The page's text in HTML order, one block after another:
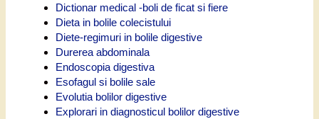
Dictionar medical -boli de ficat si fiere
Dieta in bolile colecistului
Diete-regimuri in bolile digestive
Durerea abdominala
Endoscopia digestiva
Esofagul si bolile sale
Evolutia bolilor digestive
Explorari in diagnosticul bolilor digestive